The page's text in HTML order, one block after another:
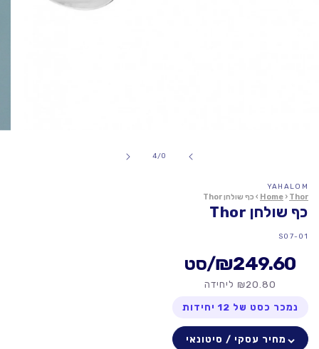
0
/של
4
YAHALOM
Home › Thor
› כף שולחן Thor
כף שולחן Thor
מק"ט:
S07-01
₪249.60/סט
₪20.80 ליחידה
נמכר כסט של 12 יחידות
מחיר עסקי / סיטונאי